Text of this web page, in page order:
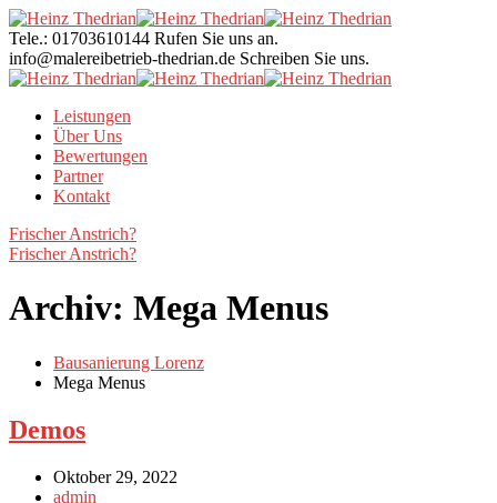
Tele.: 01703610144 Rufen Sie uns an.
info@malereibetrieb-thedrian.de Schreiben Sie uns.
Leistungen
Über Uns
Bewertungen
Partner
Kontakt
Frischer Anstrich?
Frischer Anstrich?
Archiv: Mega Menus
Bausanierung Lorenz
Mega Menus
Demos
Oktober 29, 2022
admin